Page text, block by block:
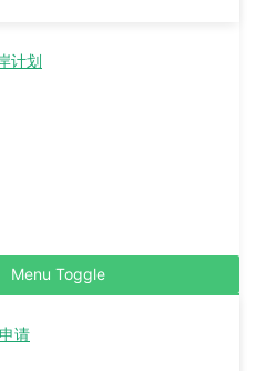
计划
Menu Toggle
请